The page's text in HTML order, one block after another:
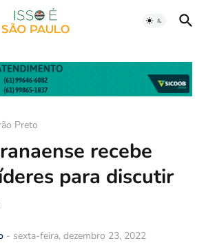
Preto
recebe
para discutir
- sexta-feira, dezembro 23, 2022